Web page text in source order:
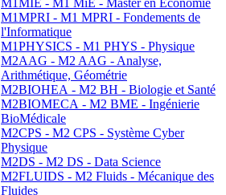
M1MIE - M1 MiE - Master en Economie
M1MPRI - M1 MPRI - Fondements de
l'Informatique
M1PHYSICS - M1 PHYS - Physique
M2AAG - M2 AAG - Analyse,
Arithmétique, Géométrie
M2BIOHEA - M2 BH - Biologie et Santé
M2BIOMECA - M2 BME - Ingénierie
BioMédicale
M2CPS - M2 CPS - Système Cyber
Physique
M2DS - M2 DS - Data Science
M2FLUIDS - M2 Fluids - Mécanique des
Fluides